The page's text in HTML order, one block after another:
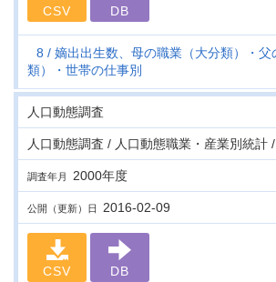
CSV DB
8
嫡出出生数、母の職業（大分類）・父
類）・世帯の仕事別
人口動態調査
人口動態調査 / 人口動態職業・産業別統計
調査年月 2000年度
公開（更新）日 2016-02-09
CSV DB